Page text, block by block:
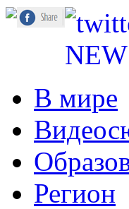
В мире
Регион